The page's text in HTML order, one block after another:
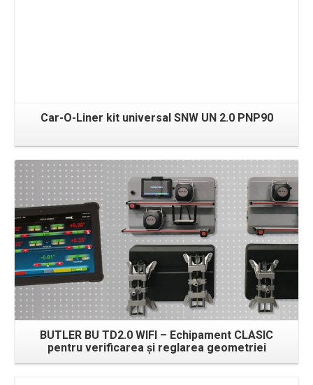
Car-O-Liner kit universal SNW UN 2.0 PNP90
Detalii
BUTLER BU TD2.0 WIFI – Echipament CLASIC
pentru verificarea şi reglarea geometriei